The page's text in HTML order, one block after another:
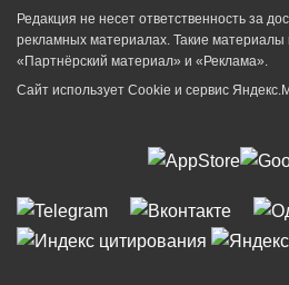
Редакция не несет ответственность за
рекламных материалах. Такие материалы
«Партнёрский материал» и «Реклама».
Сайт использует Cookie и сервиc